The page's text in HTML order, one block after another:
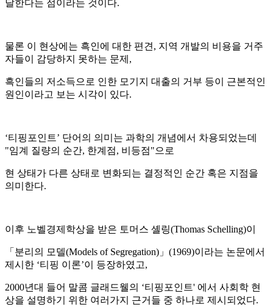
달한다는 점이라는 것이다.
물론 이 현상에는 흑인에 대한 편견, 지역 개발의 비용을 거주
자들이 감당하지 못하는 문제,
흑인들의 저소득으로 인한 모기지 대출의 거부 등이 근본적인
원인이라고 보는 시각이 있다.
‘티핑포인트’ 단어의 의미는 과학의 개념에서 차용되었는데
"임계 질량의 순간, 한계점, 비등점"으로
현 상태가 다른 상태로 변화되는 결정적인 순간 혹은 지점을
의미한다.
이후 노벨경제학상을 받은 토머스 셸링(Thomas Schelling)이
「분리의 모델(Models of Segregation)」(1969)이라는 논문에서
제시한 ‘티핑 이론’이 등장하였고,
2000년대 들어 말콤 글래드웰의 ‘티핑포인트' 에서 사회학 현
상을 설명하기 위한 여러가지 근거들 중 하나로 제시되었다.